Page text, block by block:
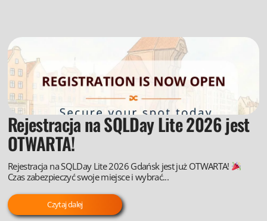
Rejestracja na SQLDay Lite 2026 jest
OTWARTA!
Rejestracja na SQLDay Lite 2026 Gdańsk jest już OTWARTA!
Czas zabezpieczyć swoje miejsce i wybrać...
Czytaj dalej